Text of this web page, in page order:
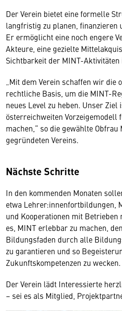
Der Verein bietet eine formelle
langfristig zu planen, finanzieren
Er ermöglicht eine noch engere
Akteure, eine gezielte
Sichtbarkeit der MINT-
„Mit dem Verein schaffen wir die
rechtliche Basis, um die MINT-
neues Level zu heben. Unser
österreichweiten Vorzeigemodell
machen,“ so die gewählte
gegründeten Vereins.
Nächste Schritte
In den kommenden Monaten
etwa Lehrer:innenfortbildungen,
und Kooperationen mit
es, MINT erlebbar zu machen,
Bildungsfaden durch alle
zu garantieren und so
Zukunftskompetenzen zu wecken.
Der Verein lädt Interessierte
– sei es als Mitglied,